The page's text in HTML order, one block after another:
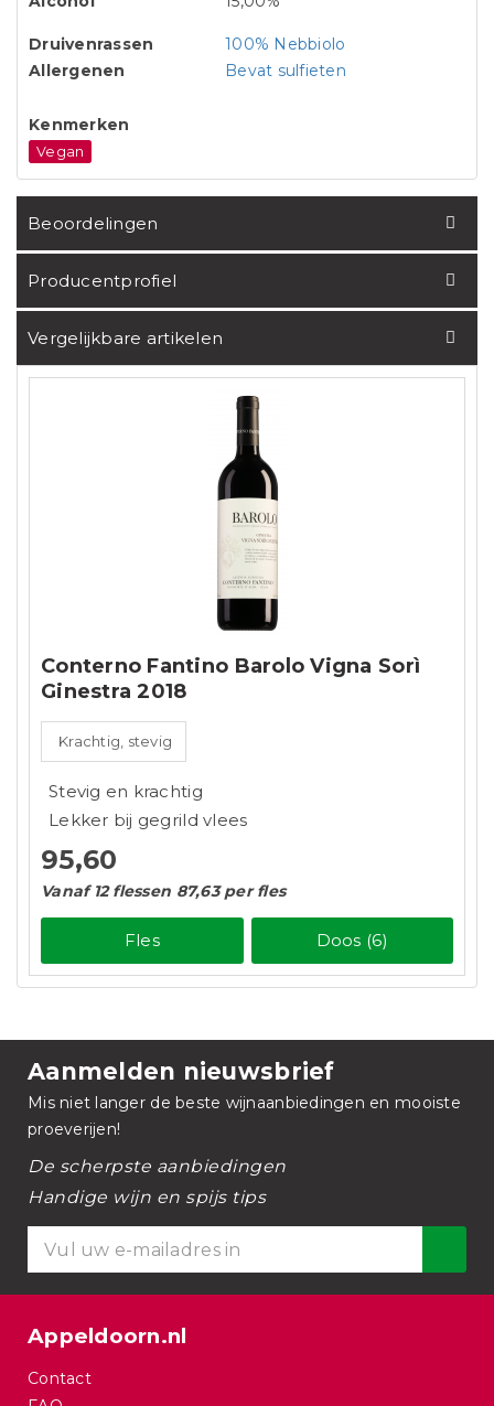
Druivenrassen
100% Nebbiolo
Allergenen
Bevat sulfieten
Kenmerken
Vegan
Beoordelingen
Producentprofiel
Vergelijkbare artikelen
Conterno Fantino Barolo Vigna Sorì
Ginestra 2018
Krachtig, stevig
Stevig en krachtig
Lekker bij gegrild vlees
95,60
Vanaf 12 flessen 87,63 per fles
Fles Doos (6)
Aanmelden nieuwsbrief
Mis niet langer de beste wijnaanbiedingen en mooiste
proeverijen!
De scherpste aanbiedingen
Handige wijn en spijs tips
Appeldoorn.nl
Contact